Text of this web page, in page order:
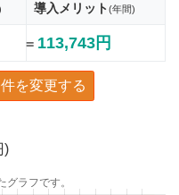
導入メリット(年間)
= 113,743円
を変更する
)
ラフです。